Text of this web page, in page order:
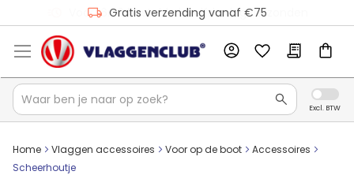
Gratis verzending vanaf €75
Home Vlaggen accessoires Voor op de boot
Accessoires
Scheerhoutje